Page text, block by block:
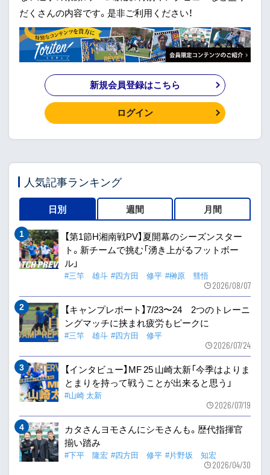
だくさんの内容です。是非ご利用ください！
新規会員登録はこちら
ログイン
人気記事ランキング
日別 週間 月間
【第1節H湘南戦PV】夏開幕のシーズンスター
ト。新チームで挑む「湧き上がるフットボー
ル」
#三竿 雄斗 #四方田 修平 #榊原 彗悟
2026/08/07
【キャンプレポート】7/23〜24 2つのトレーニ
ングマッチに挟まれ疲労もピークに
#三竿 雄斗 #四方田 修平
2026/07/24
【インタビュー】MF 25 山崎太新「今季はよりま
とまりを持って戦うことが出来ると思う」
#山崎 太新
2026/07/19
カタさんヨモさんにシモさんも。歴代指揮官
揃い踏み
#下平 隆宏 #四方田 修平 #片野坂 知宏
2026/04/30